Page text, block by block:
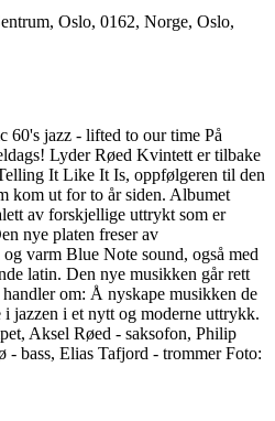
Oslo, 0162, Norge, Oslo,
60's jazz - lifted to our time På
Lyder Røed Kvintett er tilbake
It Like It Is, oppfølgeren til den
kom ut for to år siden. Albumet
av forskjellige uttrykt som er
nye platen freser av
varm Blue Note sound, også med
latin. Den nye musikken går rett
om: Å nyskape musikken de
jazzen i et nytt og moderne uttrykk.
Aksel Røed - saksofon, Philip
- bass, Elias Tafjord - trommer Foto: